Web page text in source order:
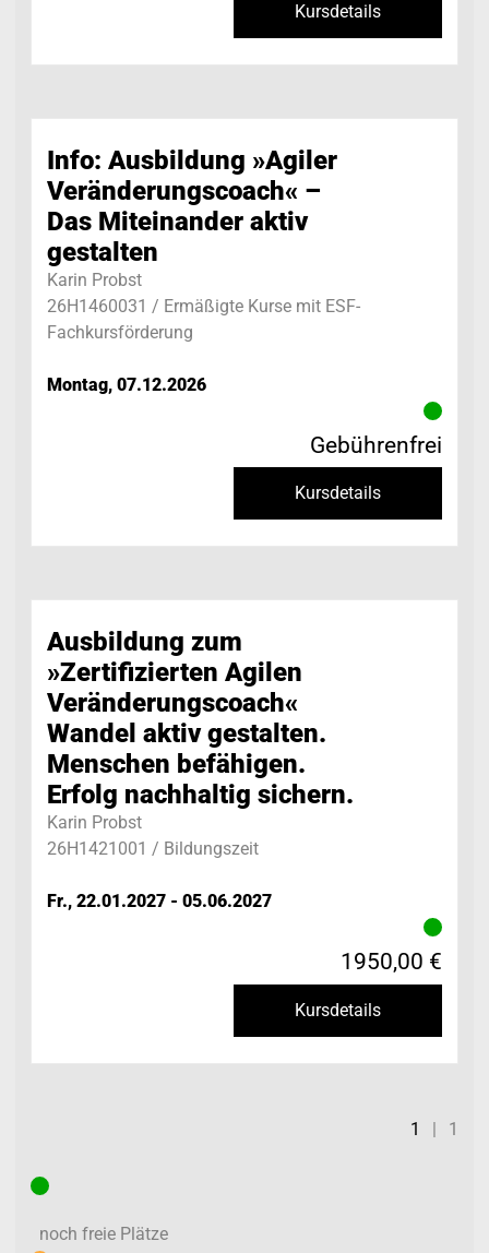
Kursdetails
Info: Ausbildung »Agiler
Veränderungscoach« –
Das Miteinander aktiv
gestalten
Karin Probst
26H1460031 / Ermäßigte Kurse mit ESF-
Fachkursförderung
Montag, 07.12.2026
Gebührenfrei
Kursdetails
Ausbildung zum
»Zertifizierten Agilen
Veränderungscoach«
Wandel aktiv gestalten.
Menschen befähigen.
Erfolg nachhaltig sichern.
Karin Probst
26H1421001 / Bildungszeit
Fr., 22.01.2027 - 05.06.2027
1950,00 €
Kursdetails
noch freie Plätze
1 | 1